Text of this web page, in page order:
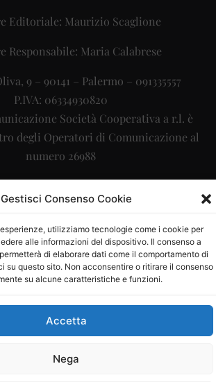
Gestisci Consenso Cookie
utilizziamo tecnologie come i cookie per
alle informazioni del dispositivo. Il consenso a
di elaborare dati come il comportamento di
su questo sito. Non acconsentire o ritirare il consenso
su alcune caratteristiche e funzioni.
Accetta
Nega
Editoriale: Maurizio Scaglione
Responsabile: Maria Calabrese
9 – 90141 – Palermo – 091335557
P.IVA: 06334930820
Società Cooperativa a r.l. è
degli Operatori di Comunicazione al
numero 26988